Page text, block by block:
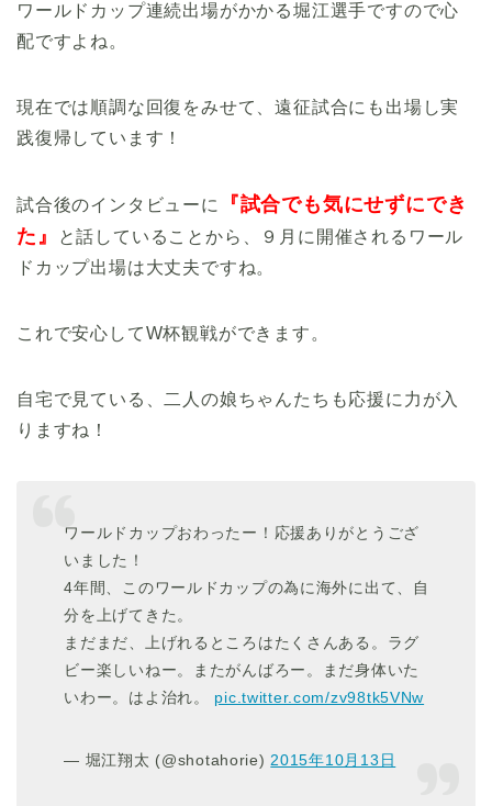
ワールドカップ連続出場がかかる堀江選手ですので心
配ですよね。
現在では順調な回復をみせて、遠征試合にも出場し実
践復帰しています！
試合後のインタビューに
『試合でも気にせずにでき
た』
と話していることから、９月に開催されるワール
ドカップ出場は大丈夫ですね。
これで安心してW杯観戦ができます。
自宅で見ている、二人の娘ちゃんたちも応援に力が入
りますね！
ワールドカップおわったー！応援ありがとうござ
いました！
4年間、このワールドカップの為に海外に出て、自
分を上げてきた。
まだまだ、上げれるところはたくさんある。ラグ
ビー楽しいねー。またがんばろー。まだ身体いた
いわー。はよ治れ。 pic.twitter.com/zv98tk5VNw
— 堀江翔太 (@shotahorie) 2015年10月13日